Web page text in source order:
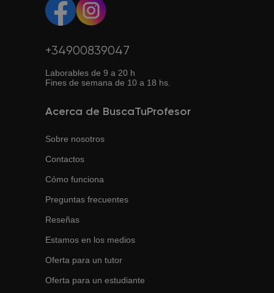
+34900839047
Laborables de 9 a 20 h
Fines de semana de 10 a 18 hs.
Acerca de BuscaTuProfesor
Sobre nosotros
Contactos
Cómo funciona
Preguntas frecuentes
Reseñas
Estamos en los medios
Oferta para un tutor
Oferta para un estudiante